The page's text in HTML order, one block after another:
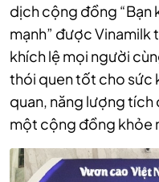
dịch cộng đồng “Bạn
mạnh” được Vinamilk
khích lệ mọi người
thói quen tốt cho sức
quan, năng lượng tích
một cộng đồng khỏe